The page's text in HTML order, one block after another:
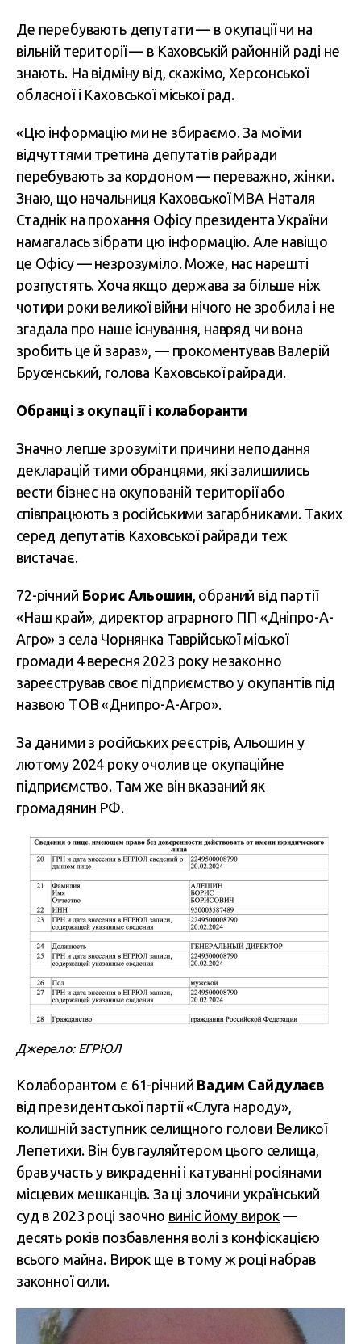
Де перебувають депутати — в окупації чи на
вільній території — в Каховській районній раді не
знають. На відміну від, скажімо, Херсонської
обласної і Каховської міської рад.
«Цю інформацію ми не збираємо. За моїми
відчуттями третина депутатів райради
перебувають за кордоном — переважно, жінки.
Знаю, що начальниця Каховської МВА Наталя
Стаднік на прохання Офісу президента України
намагалась зібрати цю інформацію. Але навіщо
це Офісу — незрозуміло. Може, нас нарешті
розпустять. Хоча якщо держава за більше ніж
чотири роки великої війни нічого не зробила і не
згадала про наше існування, навряд чи вона
зробить це й зараз», — прокоментував Валерій
Брусенський, голова Каховської райради.
Обранці з окупації і колаборанти
Значно легше зрозуміти причини неподання
декларацій тими обранцями, які залишились
вести бізнес на окупованій території або
співпрацюють з російськими загарбниками. Таких
серед депутатів Каховської райради теж
вистачає.
72-річний Борис Альошин , обраний від партії
«Наш край», директор аграрного ПП «Дніпро-А-
Агро» з села Чорнянка Таврійської міської
громади 4 вересня 2023 року незаконно
зареєстрував своє підприємство у окупантів під
назвою ТОВ «Днипро-А-Агро».
За даними з російських реєстрів, Альошин у
лютому 2024 року очолив це окупаційне
підприємство. Там же він вказаний як
громадянин РФ.
Джерело: ЕГРЮЛ
Колаборантом є 61-річний Вадим Сайдулаєв
від президентської партії «Слуга народу»,
колишній заступник селищного голови Великої
Лепетихи. Він був гауляйтером цього селища,
брав участь у викраденні і катуванні росіянами
місцевих мешканців. За ці злочини український
суд в 2023 році заочно виніс йому вирок —
десять років позбавлення волі з конфіскацією
всього майна. Вирок ще в тому ж році набрав
законної сили.